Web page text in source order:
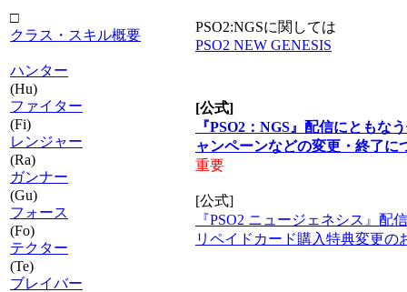
□
クラス・スキル概要
ハンター
(Hu)
ファイター
(Fi)
レンジャー
(Ra)
ガンナー
(Gu)
フォース
(Fo)
テクター
(Te)
ブレイバー
PSO2:NGSに関しては
PSO2 NEW GENESIS
[公式]
『PSO2：NGS』配信にともな
ャンペーンなどの変更・終了に
重要
[公式]
『PSO2 ニュージェネシス』配
リペイドカード購入特典変更の